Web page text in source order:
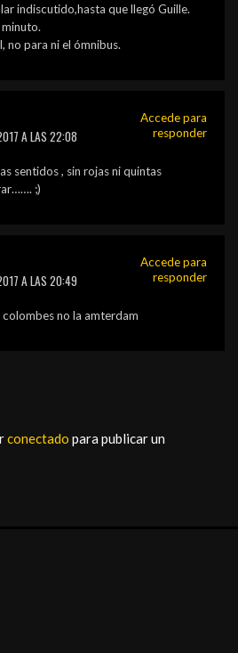
indiscutido,hasta que llegó Guille.
no para ni el ómnibus.
A LAS 22:08
sentidos , sin rojas ni quintas
;)
Accede para
responder
A LAS 20:49
no la amterdam
Accede para
responder
conectado para publicar un